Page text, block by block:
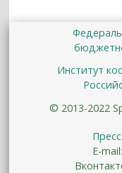
Институт
© 2013-2022
E-mail: